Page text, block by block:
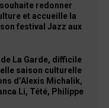
redonner
et accueille la
festival Jazz aux
de La Garde, difficile
saison culturelle
d’Alexis Michalik,
Li, Tété, Philippe